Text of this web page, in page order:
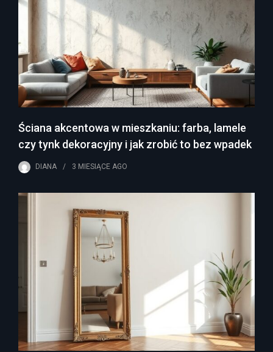
Ściana akcentowa w mieszkaniu: farba, lamele
czy tynk dekoracyjny i jak zrobić to bez wpadek
DIANA 3 MIESIĄCE AGO